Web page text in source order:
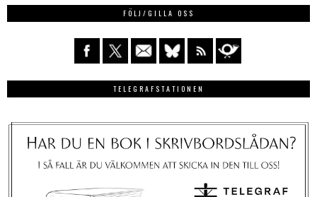
FÖLJ/GILLA OSS
TELEGRAFSTATIONEN